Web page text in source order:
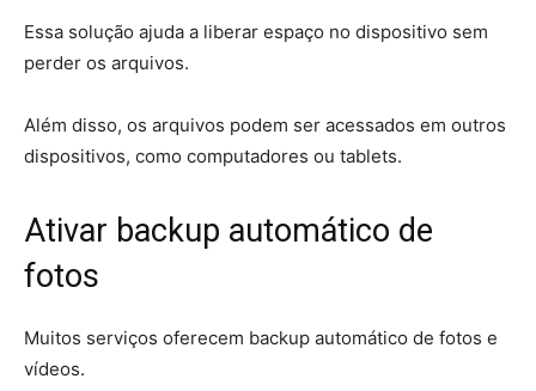
Essa solução ajuda a liberar espaço no dispositivo sem
perder os arquivos.
Além disso, os arquivos podem ser acessados em outros
dispositivos, como computadores ou tablets.
Ativar backup automático de
fotos
Muitos serviços oferecem backup automático de fotos e
vídeos.